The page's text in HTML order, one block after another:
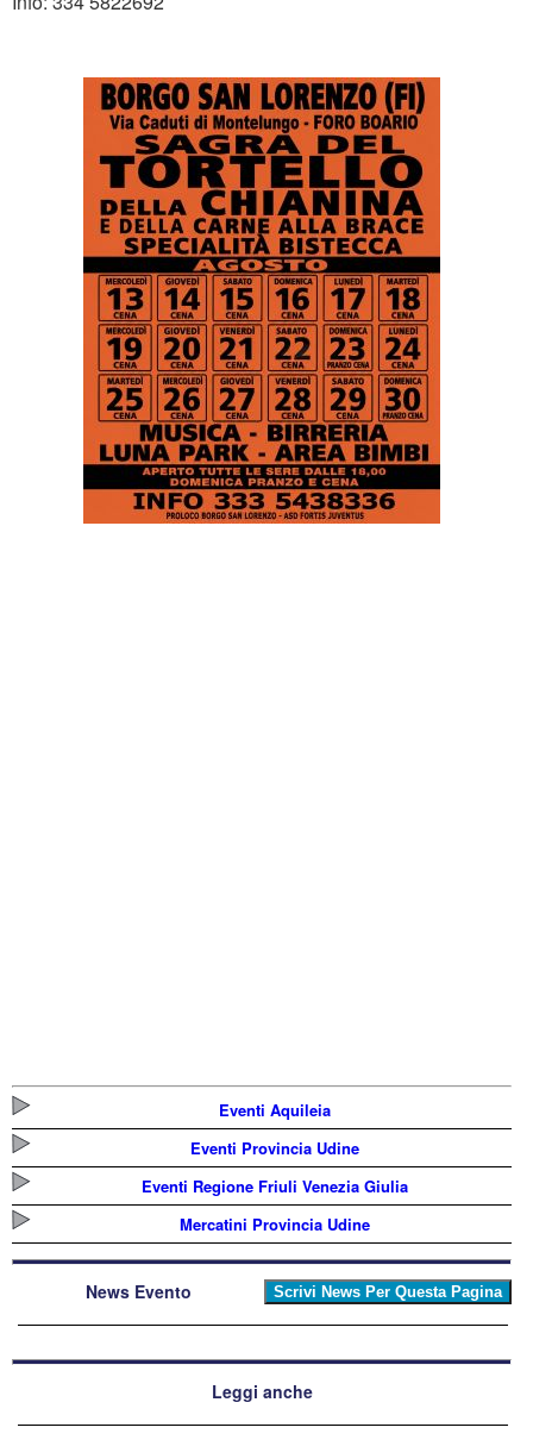
Eventi Aquileia
Eventi Provincia Udine
Eventi Regione Friuli Venezia Giulia
Mercatini Provincia Udine
News Evento
Leggi anche